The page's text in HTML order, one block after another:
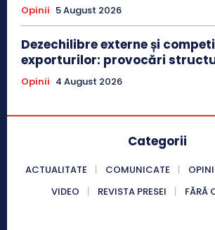
Opinii 5 August 2026
Dezechilibre externe și
exporturilor: provocări
Opinii 4 August 2026
Categorii
ACTUALITATE COMUNICATE
VIDEO
REVISTA PRESEI FĂRĂ